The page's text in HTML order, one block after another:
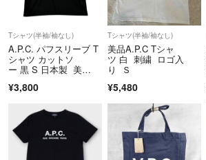
Tシャツ(半袖/袖なし)
A.P.C. パフスリーブ T
シャツ カットソ
ー 黒 S 日本製 美
¥3,800
Tシャツ(半袖/袖なし)
美品A.P.C Tシャ
ツ 白 刺繍 ロゴ入
り Ｓ
¥5,480